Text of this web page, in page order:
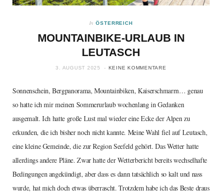
In ÖSTERREICH
MOUNTAINBIKE-URLAUB IN
LEUTASCH
3. AUGUST 2025 KEINE KOMMENTARE
Sonnenschein, Bergpanorama, Mountainbiken, Kaiserschmarrn… genau
so hatte ich mir meinen Sommerurlaub wochenlang in Gedanken
ausgemalt. Ich hatte große Lust mal wieder eine Ecke der Alpen zu
erkunden, die ich bisher noch nicht kannte. Meine Wahl fiel auf Leutasch,
eine kleine Gemeinde, die zur Region Seefeld gehört. Das Wetter hatte
allerdings andere Pläne. Zwar hatte der Wetterbericht bereits wechselhafte
Bedingungen angekündigt, aber dass es dann tatsächlich so kalt und nass
wurde, hat mich doch etwas überrascht. Trotzdem habe ich das Beste draus